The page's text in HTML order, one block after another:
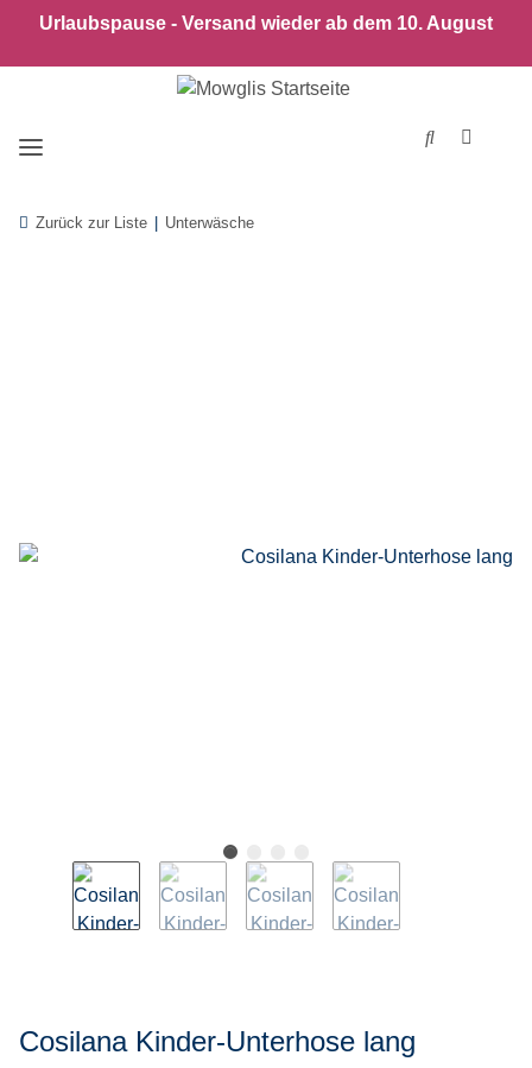
Urlaubspause - Versand wieder ab dem 10. August
Zurück zur Liste Unterwäsche
Cosilana Kinder-Unterhose lang